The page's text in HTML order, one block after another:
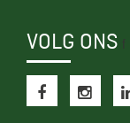
VOLG ONS f